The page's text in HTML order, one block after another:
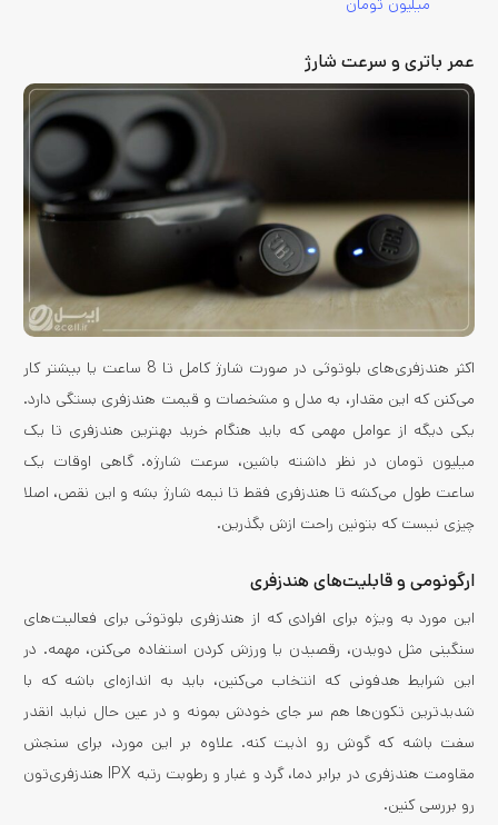
میلیون تومان
عمر باتری و سرعت شارژ
اکثر هندزفری‌های بلوتوثی در صورت شارژ کامل تا 8 ساعت یا بیشتر کار
می‌کنن که این مقدار، به مدل و مشخصات و قیمت هندزفری بستگی دارد.
یکی دیگه از عوامل مهمی که باید هنگام خرید بهترین هندزفری تا یک
میلیون تومان در نظر داشته باشین، سرعت شارژه. گاهی اوقات یک
ساعت طول می‌کشه تا هندزفری فقط تا نیمه شارژ بشه و این نقص، اصلا
چیزی نیست که بتونین راحت ازش بگذرین.
ارگونومی و قابلیت‌های هندزفری
این مورد به ویژه برای افرادی که از هندزفری بلوتوثی برای فعالیت‌های
سنگینی مثل دویدن، رقصیدن یا ورزش کردن استفاده می‌کنن، مهمه. در
این شرایط هدفونی که انتخاب می‌کنین، باید به اندازه‌ای باشه که با
شدیدترین تکون‌ها هم سر جای خودش بمونه و در عین حال نباید انقدر
سفت باشه که گوش رو اذیت کنه. علاوه بر این مورد، برای سنجش
مقاومت هندزفری در برابر دما، گرد و غبار و رطوبت رتبه IPX هندزفری‌تون
رو بررسی کنین.